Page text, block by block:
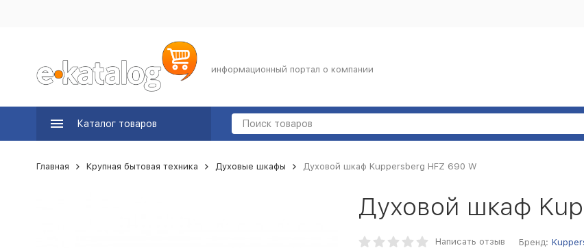
информационный портал о компании
Каталог товаров
Главная Крупная бытовая техника Духовые шкафы Духовой шкаф Kuppersberg HFZ 690 W
Духовой шкаф
Написать отзыв Бренд: